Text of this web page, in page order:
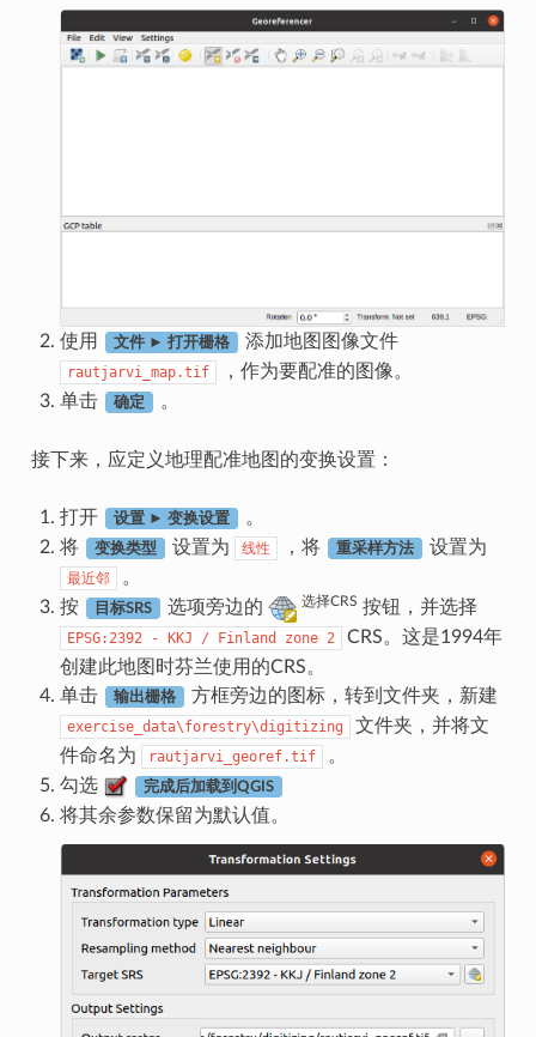
使用 文件 ► 打开栅格 添加地图图像文件
rautjarvi_map.tif
，作为要配准的图像。
单击
确定 。
接下来，应定义地理配准地图的变换设置：
打开 设置 ► 变换设置
。
将
变换类型 设置为 线性 ，将 重采样方法 设置为
最近邻
。
按
目标SRS 选项旁边的 选择CRS 按钮，并选择
EPSG:2392 - KKJ / Finland zone 2
CRS。这是1994年
创建此地图时芬兰使用的CRS。
单击
输出栅格 方框旁边的图标，转到文件夹，新建
exercise_data\forestry\digitizing
文件夹，并将文
件命名为
rautjarvi_georef.tif
。
勾选
完成后加载到QGIS
将其余参数保留为默认值。